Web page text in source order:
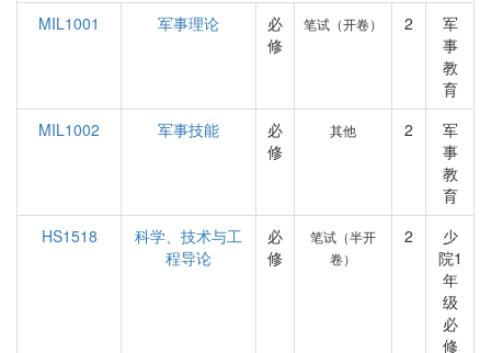
MIL1001 军事理论
必
修
笔试（开卷） 2
军
事
教
育
MIL1002
军事技能
必
修
其他 2
军
事
教
育
HS1518
科学、技术与工
程导论
必
修
笔试（半开
卷）
2
少
院1
年
级
必
修